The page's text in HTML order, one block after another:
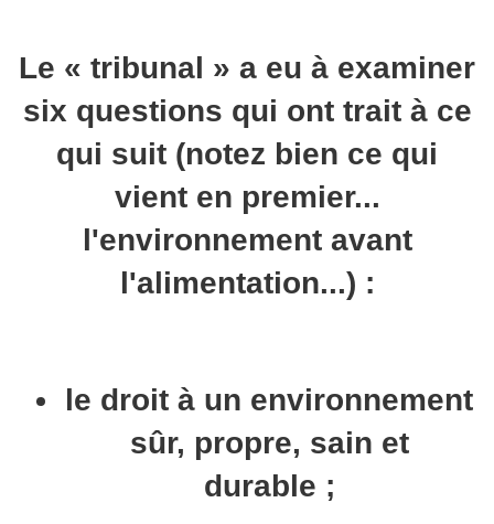
Le « tribunal » a eu à examiner
six questions qui ont trait à ce
qui suit (notez bien ce qui
vient en premier...
l'environnement avant
l'alimentation...) :
le droit à un environnement
sûr, propre, sain et
durable ;